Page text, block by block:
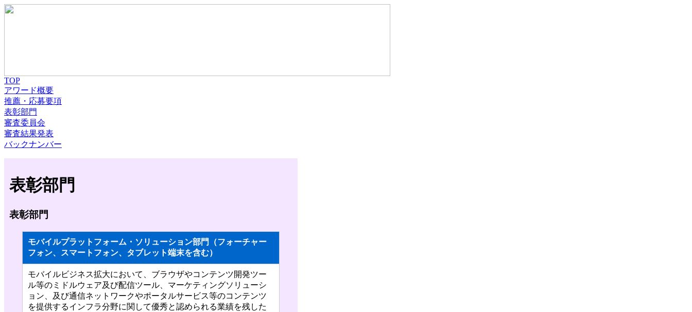
TOP
アワード概要
推薦・応募要項
表彰部門
審査委員会
審査結果発表
バックナンバー
表彰部門
表彰部門
モバイルプラットフォーム・ソリューション部門（フォーチャー
フォン、スマートフォン、タブレット端末を含む）
モバイルビジネス拡大において、ブラウザやコンテンツ開発ツー
ル等のミドルウェア及び配信ツール、マーケティングソリューシ
ョン、及び通信ネットワークやポータルサービス等のコンテンツ
を提供するインフラ分野に関して優秀と認められる業績を残した